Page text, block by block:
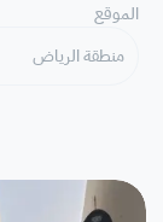
الموقع
منطقة الرياض